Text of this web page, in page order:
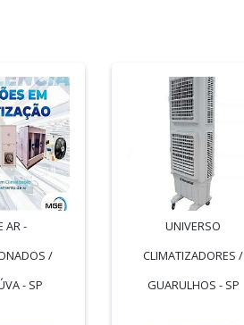
AR -
/
- SP
UNIVERSO
CLIMATIZADORES /
GUARULHOS - SP